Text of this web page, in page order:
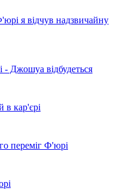
я відчув надзвичайну
Джошуа відбудеться
в кар'єрі
переміг Ф'юрі